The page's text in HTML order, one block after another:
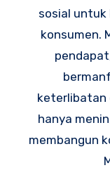
sosial untuk
konsumen.
keterlibatan
hanya
membangun